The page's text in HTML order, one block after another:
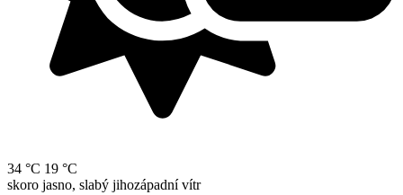
34 °C 19 °C
skoro jasno, slabý jihozápadní vítr